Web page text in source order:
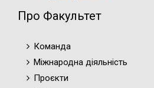
Про Факультет
Команда
Міжнародна діяльність
Проєкти